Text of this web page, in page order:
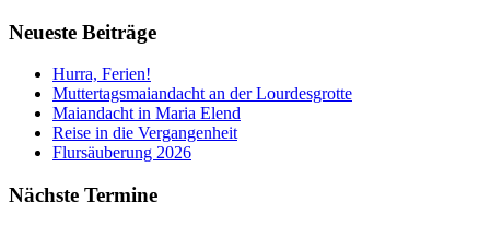
Neueste Beiträge
Hurra, Ferien!
Muttertagsmaiandacht an der Lourdesgrotte
Maiandacht in Maria Elend
Reise in die Vergangenheit
Flursäuberung 2026
Nächste Termine